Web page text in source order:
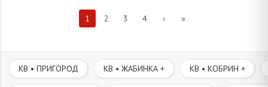
1 2 3 4 › »
КВ • ПРИГОРОД КВ • ЖАБИНКА + КВ • КОБРИН +